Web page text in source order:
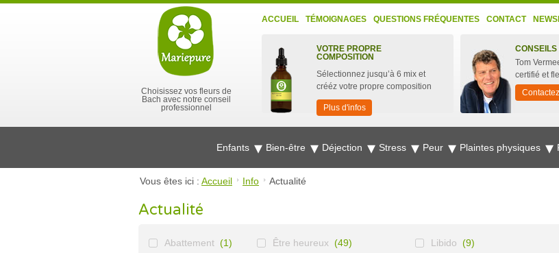
Choisissez vos fleurs de
Bach avec notre conseil
professionnel
ACCUEIL TÉMOIGNAGES QUESTIONS FRÉQUENTES CONTACT
VOTRE PROPRE
COMPOSITION
Sélectionnez jusqu’à 6 mix et
crééz votre propre composition
Plus d'infos
CONSEILS
Tom
certifié et
Enfants Bien-être Déjection Stress Peur Plaintes physiques
Vous êtes ici : Accueil Info Actualité
Actualité
Abattement (1)
Être heureux (49)
Libido (9)